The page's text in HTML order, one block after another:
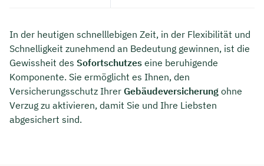
In der heutigen schnelllebigen Zeit, in der Flexibilität und
Schnelligkeit zunehmend an Bedeutung gewinnen, ist die
Gewissheit des Sofortschutzes eine beruhigende
Komponente. Sie ermöglicht es Ihnen, den
Versicherungsschutz Ihrer Gebäudeversicherung ohne
Verzug zu aktivieren, damit Sie und Ihre Liebsten
abgesichert sind.